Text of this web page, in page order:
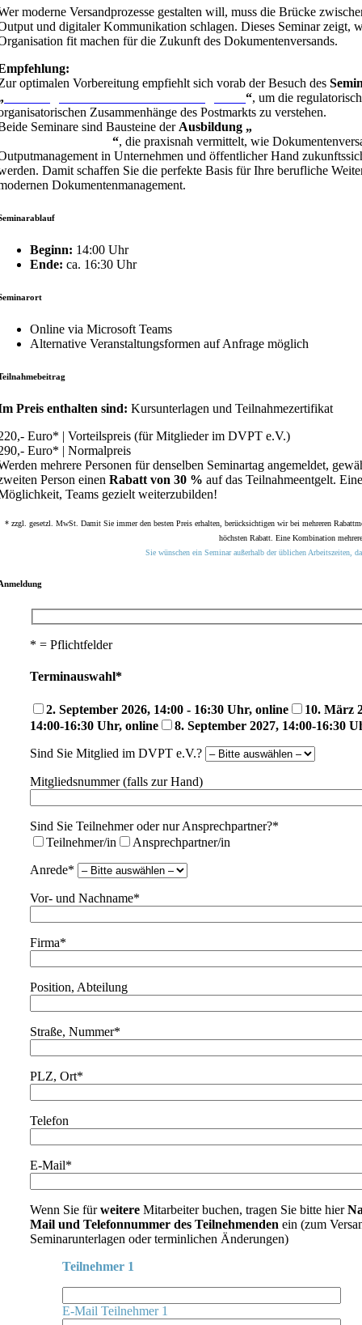
moderne Versandprozesse gestalten will, muss die Brücke
und digitaler Kommunikation schlagen. Dieses Seminar zeigt,
fit machen für die Zukunft des Dokumentenversands.
optimalen Vorbereitung empfiehlt sich vorab der Besuch des
Grundlagen Post- und Versandmanagement“, um die
Zusammenhänge des Postmarkts zu verstehen.
Seminare sind Bausteine der Ausbildung „
“, die praxisnah vermittelt, wie
in Unternehmen und öffentlicher Hand
Damit schaffen Sie die perfekte Basis für Ihre berufliche
Dokumentenmanagement.
Beginn: 14:00 Uhr
Ende: ca. 16:30 Uhr
Online via Microsoft Teams
Alternative Veranstaltungsformen auf Anfrage möglich
Preis enthalten sind: Kursunterlagen und Teilnahmezertifikat
Euro* | Vorteilspreis (für Mitglieder im DVPT e.V.)
Euro* | Normalpreis
mehrere Personen für denselben Seminartag angemeldet,
Person einenRabatt von 30 % auf das Teilnahmeentgelt.
Teams gezielt weiterzubilden!
* zzgl. gesetzl. MwSt. Damit Sie immer den besten Preis erhalten, berücksichtigen wir bei mehreren
höchsten Rabatt. Eine Kombination
Sie wünschen ein Seminar außerhalb der üblichen Arbeitszeiten,
* = Pflichtfelder
Terminauswahl*
2. September 2026, 14:00 - 16:30 Uhr, online
10. März
14:00-16:30 Uhr, online
8. September 2027, 14:00-16:30
Sind Sie Mitglied im DVPT e.V.?
Mitgliedsnummer (falls zur Hand)
Sind Sie Teilnehmer oder nur Ansprechpartner?*
Teilnehmer/in
Ansprechpartner/in
Anrede*
Vor- und Nachname*
Firma*
Position, Abteilung
Straße, Nummer*
PLZ, Ort*
Telefon
E-Mail*
Wenn Sie fürweitere Mitarbeiter buchen, tragen Sie bitte hier
Mail und Telefonnummer des Teilnehmenden ein (zum
Seminarunterlagen oder terminlichen Änderungen)
Teilnehmer 1
E-Mail Teilnehmer 1